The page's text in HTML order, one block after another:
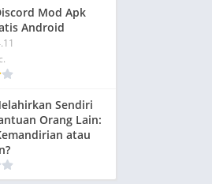
Mod Apk
Android
Sendiri
Orang Lain:
atau